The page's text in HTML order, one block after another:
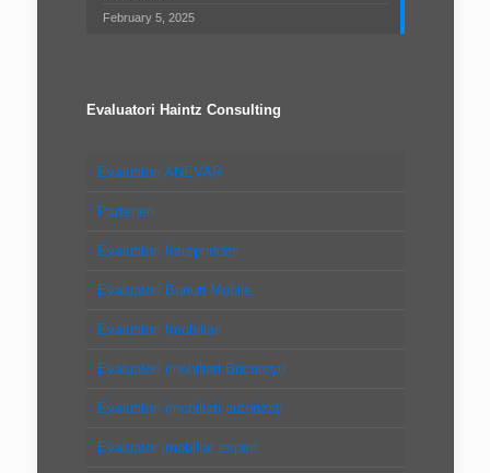
February 5, 2025
Evaluatori Haintz Consulting
Evaluatori ANEVAR
Parteneri
Evaluatori Intreprinderi
Evaluatori Bunuri Mobile
Evaluatori Imobiliari
Evaluatori imobiliari Bucureşti
Evaluatori imobiliari autorizaţi
Evaluator imobiliar expert